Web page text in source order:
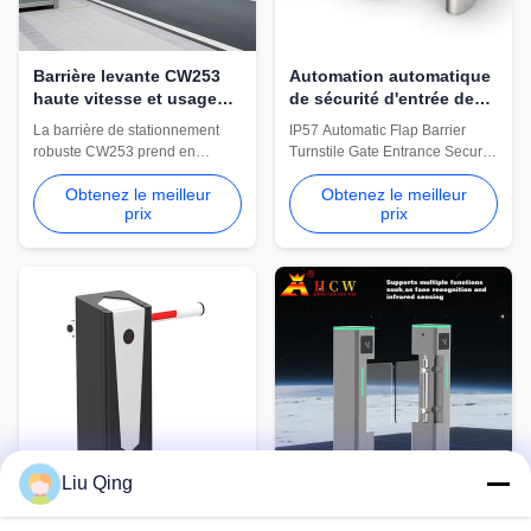
Barrière levante CW253
haute vitesse et usage
intensif en gros
La barrière de stationnement
robuste CW253 prend en
charge l'accès des véhicules à
grande vitesse pour les projets
de stationnement commerciaux,
industriels et à l'étranger. Des
RFID sont disponibles.
Obtenez le meilleur
prix
Automation automatique
de sécurité d'entrée de
porte de tourniquet de
barrière de l'aileron IP57
IP57 Automatic Flap Barrier
Turnstile Gate Entrance Security
Automation Cw501 Intelligent
octagonal inclined plane wing
turnstile, use TC CPU chip, DC
brushed motor, 3 pairs of
life and high stability, high
efficiency and anti-tailing,
support various IC/ID card ...
Obtenez le meilleur
prix
Liu Qing